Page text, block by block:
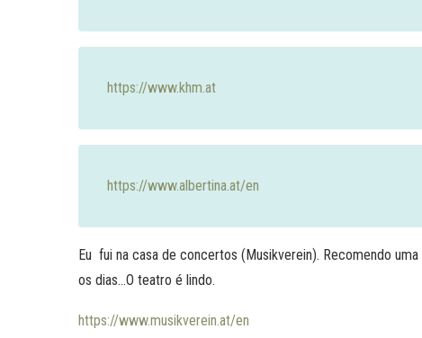
https://www.khm.at
https://www.albertina.at/en
Eu fui na casa de concertos (Musikverein). Recomendo
os dias…O teatro é lindo.
https://www.musikverein.at/en